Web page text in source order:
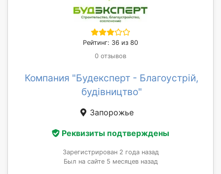
Рейтинг: 36 из 80
0 отзывов
Компания "Будексперт - Благоустрій,
будівництво"
Запорожье
Реквизиты подтверждены
Зарегистрирован 2 года назад
Был на сайте 5 месяцев назад